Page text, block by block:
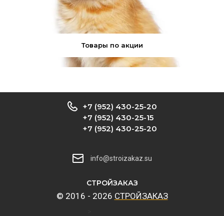
Товары по акции
CТРОЙЗАКАЗ
© 2016 - 2026 CТРОЙЗАКАЗ
+7 (952) 430-25-20
+7 (952) 430-25-15
+7 (952) 430-25-20
info@stroizakaz.su